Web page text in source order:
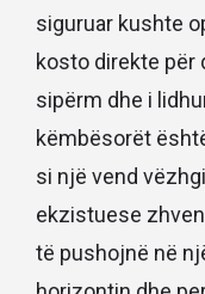
siguruar kushte
kosto direkte për
sipërm dhe i
këmbësorët
si një vend
ekzistuese
të pushojnë në